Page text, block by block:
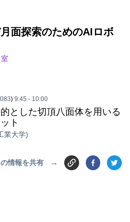
面探索のためのAIロボ
) 9:45 - 10:00
とした切頂八面体を用いる
ト
業大学)
情報を共有 →